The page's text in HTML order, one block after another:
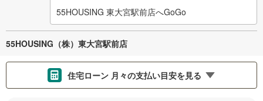
55HOUSING 東大宮駅前店へGoGo
55HOUSING（株）東大宮駅前店
住宅ローン 月々の支払い目安を見る